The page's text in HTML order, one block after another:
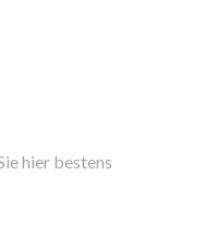
hier bestens